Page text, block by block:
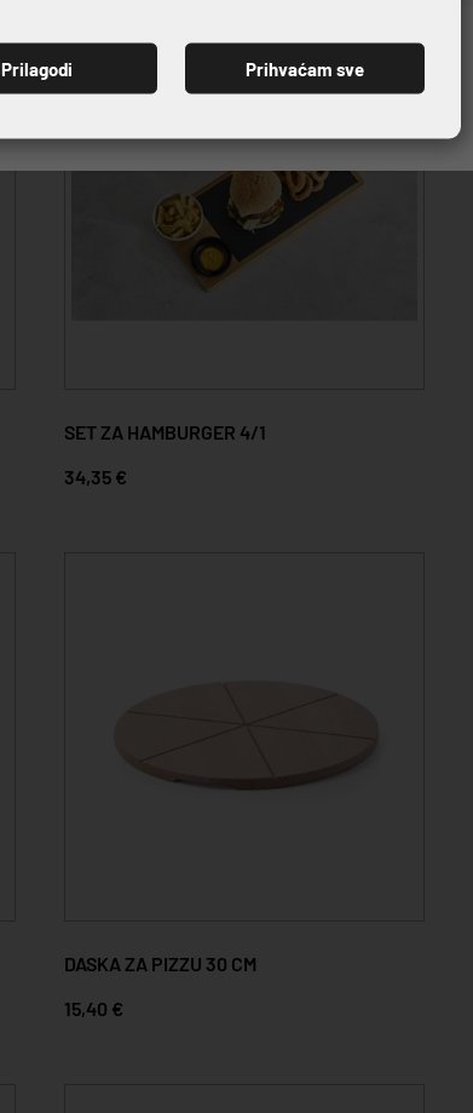
SET ZA HAMBURGER 4/1
34,35 €
DASKA ZA PIZZU 30 CM
15,40 €
PRIJAVI SE
Prilagodi Prihvaćam sve